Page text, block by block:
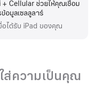
Cellular ช่วยให้คุณเชื่อม
อมูลเซลลูลาร์
อได้รับ iPad ของคุณ
ใส่ความเป็นคุณ